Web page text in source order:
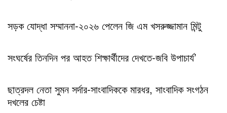
সড়ক যোদ্ধা সম্মাননা-২০২৬ পেলেন জি এম খসরুজ্জামান মিন্টু
সংঘর্ষের তিনদিন পর আহত শিক্ষার্থীদের দেখতে-জবি উপাচার্য’
ছাত্রদল নেতা সুমন সর্দার-সাংবাদিককে মারধর, সাংবাদিক সংগঠন
দখলের চেষ্টা